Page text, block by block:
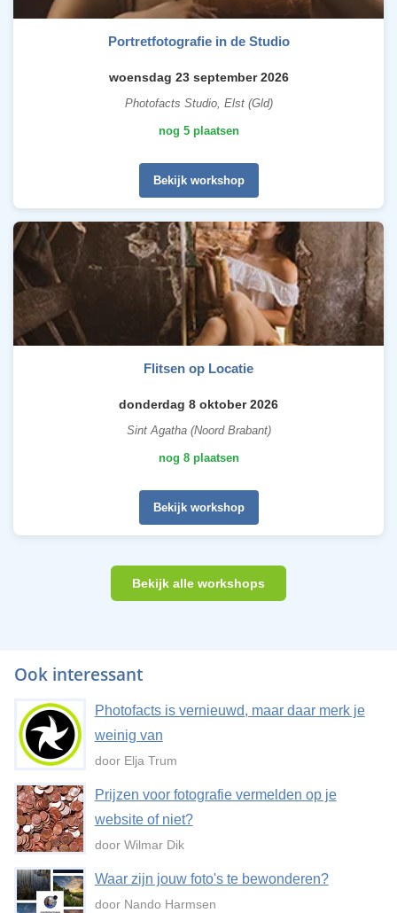
Portretfotografie in de Studio
woensdag 23 september 2026
Photofacts Studio, Elst (Gld)
nog 5 plaatsen
Bekijk workshop
Flitsen op Locatie
donderdag 8 oktober 2026
Sint Agatha (Noord Brabant)
nog 8 plaatsen
Bekijk workshop
Bekijk alle workshops
Ook interessant
Photofacts is vernieuwd, maar daar merk je
weinig van
door Elja Trum
Prijzen voor fotografie vermelden op je
website of niet?
door Wilmar Dik
Waar zijn jouw foto's te bewonderen?
door Nando Harmsen